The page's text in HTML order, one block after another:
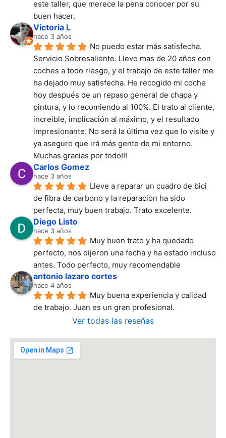
este taller, que merece la pena conocer por su
buen hacer.
Victoria L
hace 3 años
No puedo estar más satisfecha.
Servicio Sobresaliente. Llevo mas de 20 años con
coches a todo riesgo, y el trabajo de este taller me
ha dejado muy satisfecha. He recogido mi coche
hoy después de un repaso general de chapa y
pintura, y lo recomiendo al 100%. El trato al cliente,
increíble, implicación al máximo, y el resultado
impresionante. No será la última vez que lo visite y
ya aseguro que irá más gente de mi entorno.
Muchas gracias por todo!!!
Carlos Gomez
hace 3 años
Lleve a reparar un cuadro de bici
de fibra de carbono y la reparación ha sido
perfecta, muy buen trabajo. Trato excelente.
Diego Listo
hace 3 años
Muy buen trato y ha quedado
perfecto, nos dijeron una fecha y ha estado incluso
antes. Todo perfecto, muy recomendable
antonio lazaro cortes
hace 4 años
Muy buena experiencia y calidad
de trabajo. Juan es un gran profesional.
Ver todas las reseñas